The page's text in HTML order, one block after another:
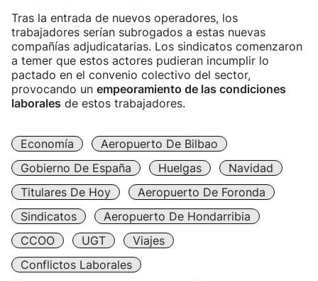
Tras la entrada de nuevos operadores, los
trabajadores serían subrogados a estas nuevas
compañías adjudicatarias. Los sindicatos comenzaron
a temer que estos actores pudieran incumplir lo
pactado en el convenio colectivo del sector,
provocando un empeoramiento de las condiciones
laborales de estos trabajadores.
Economía
Aeropuerto De Bilbao
Gobierno De España
Huelgas
Navidad
Titulares De Hoy
Aeropuerto De Foronda
Sindicatos
Aeropuerto De Hondarribia
CCOO
UGT
Viajes
Conflictos Laborales